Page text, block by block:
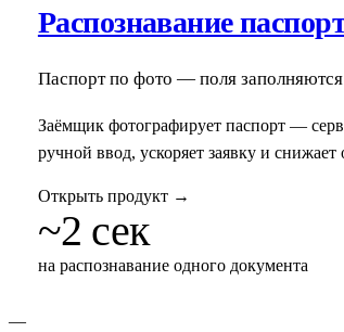
Распознавание
Паспорт по фото — поля
Заёмщик фотографирует паспорт —
ручной ввод, ускоряет заявку и
Открыть продукт →
~2 сек
на распознавание одного документа
—